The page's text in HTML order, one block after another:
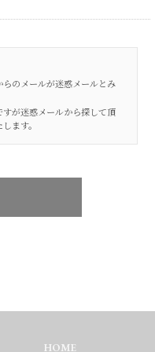
のメールが迷惑メールとみ
が迷惑メールから探して頂
ます。
HOME